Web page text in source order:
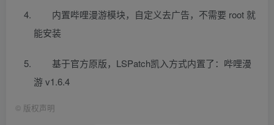
内置哔哩漫游模块，自定义去广告，不需要 root 就
能安装
基于官方原版，LSPatch凯入方式内置了：哔哩漫
游 v1.6.4
© 版权声明